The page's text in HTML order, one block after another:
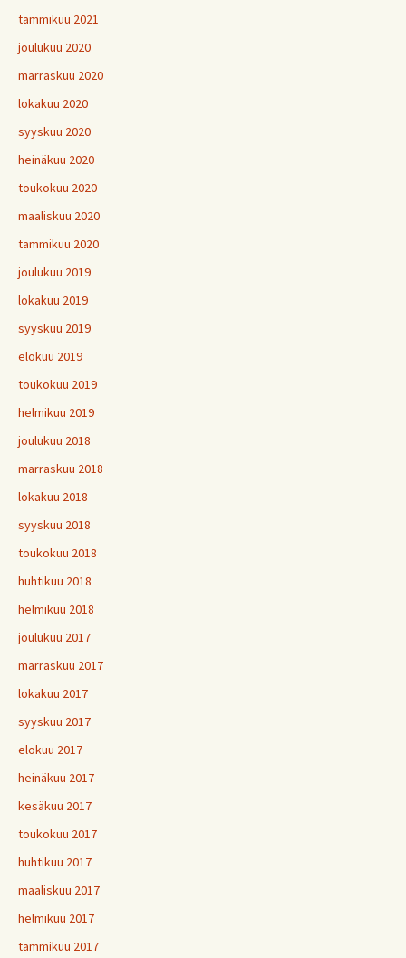
tammikuu 2021
joulukuu 2020
marraskuu 2020
lokakuu 2020
syyskuu 2020
heinäkuu 2020
toukokuu 2020
maaliskuu 2020
tammikuu 2020
joulukuu 2019
lokakuu 2019
syyskuu 2019
elokuu 2019
toukokuu 2019
helmikuu 2019
joulukuu 2018
marraskuu 2018
lokakuu 2018
syyskuu 2018
toukokuu 2018
huhtikuu 2018
helmikuu 2018
joulukuu 2017
marraskuu 2017
lokakuu 2017
syyskuu 2017
elokuu 2017
heinäkuu 2017
kesäkuu 2017
toukokuu 2017
huhtikuu 2017
maaliskuu 2017
helmikuu 2017
tammikuu 2017